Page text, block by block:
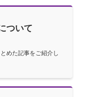
ついて
めた記事をご紹介し